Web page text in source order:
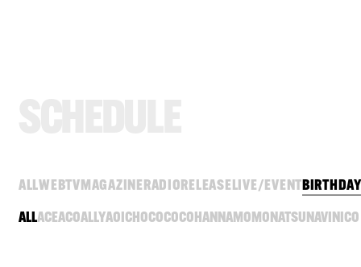
ALLACEACOALLYAOI CHOCOCOCO HANNAMOMO NATSU NAVI NICO
ALLWEBTVMAGAZINERADIORELEASELIVE/EVENTBIRTHDAY